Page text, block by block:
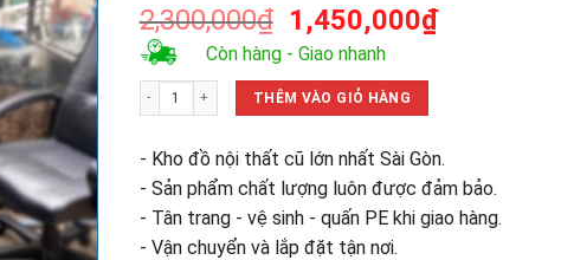
2,300,000₫ Giá
gốc
là:
2,300,000₫.
1,450,000₫Giá
Còn hàng - Giao nhanh
Ghế Giám Đốc Bọc Da Tay Gỗ Cũ số lượng
THÊM VÀO GIỎ HÀNG
- Kho đồ nội thất cũ lớn nhất Sài Gòn.
- Sản phẩm chất lượng luôn được đảm bảo.
- Tân trang - vệ sinh - quấn PE khi giao hàng.
- Vận chuyển và lắp đặt tận nơi.